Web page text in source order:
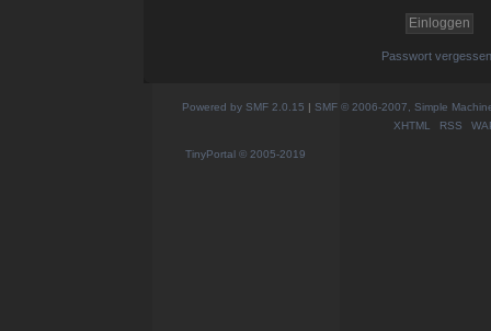
Passwort
Powered by SMF 2.0.15 | SMF © 2006-2007, Simple
XHTML
RSS
TinyPortal © 2005-2019